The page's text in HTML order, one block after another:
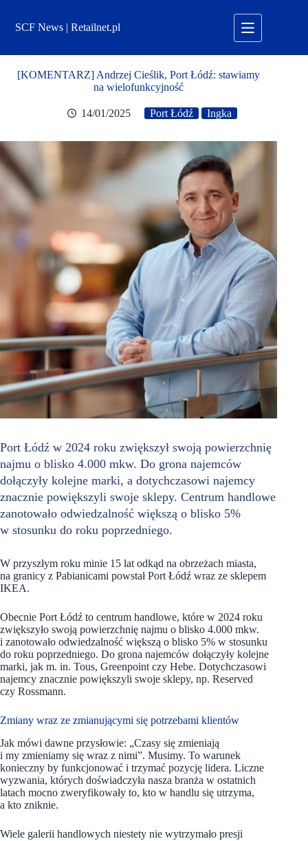
treściSCF News | Retailnet.pl
[KOMENTARZ] Andrzej Cieślik, Port Łódź: stawiamy
na wielofunkcyjność
14/01/2025 Port Łódź Ingka
Port Łódź w 2024 roku zwiększył swoją powierzchnię
najmu o blisko 4.000 mkw. Do grona najemców
dołączyły kolejne marki, a dotychczasowi najemcy
znacznie powiększyli swoje sklepy. Centrum handlowe
zanotowało odwiedzalność większą o blisko 5%
w stosunku do roku poprzedniego.
W przyszłym roku minie 15 lat odkąd na obrzeżach miasta,
na granicy z Pabianicami powstał Port Łódź wraz ze sklepem
IKEA.
Obecnie Port Łódź to centrum handlowe, które w 2024 roku
zwiększyło swoją powierzchnię najmu o blisko 4.000 mkw.
i zanotowało odwiedzalność większą o blisko 5% w stosunku
do roku poprzedniego. Do grona najemców dołączyły kolejne
marki, jak m. in. Tous, Greenpoint czy Hebe. Dotychczasowi
najemcy znacznie powiększyli swoje sklepy, np. Reserved
czy Rossmann.
Zmiany wraz ze zmianującymi się potrzebami klientów
Jak mówi dawne przysłowie: „Czasy się zmieniają
i my zmieniamy się wraz z nimi”. Musimy. To warunek
konieczny by funkcjonować i trzymać pozycję lidera. Liczne
wyzwania, których doświadczyła nasza branża w ostatnich
latach mocno zweryfikowały to, kto w handlu się utrzyma,
a kto zniknie.
Wiele galerii handlowych niestety nie wytrzymało presji